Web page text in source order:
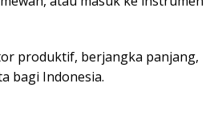
produktif, berjangka panjang,
bagi Indonesia.